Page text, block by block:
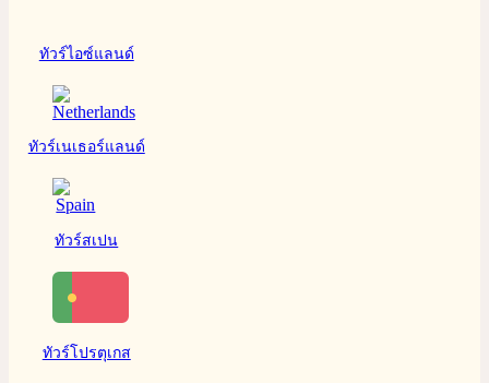
ทัวร์ไอซ์แลนด์
ทัวร์เนเธอร์แลนด์
ทัวร์สเปน
ทัวร์โปรตุเกส